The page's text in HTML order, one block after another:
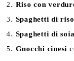
Riso con
Spaghetti di riso
Spaghetti di soia
Gnocchi cinesi